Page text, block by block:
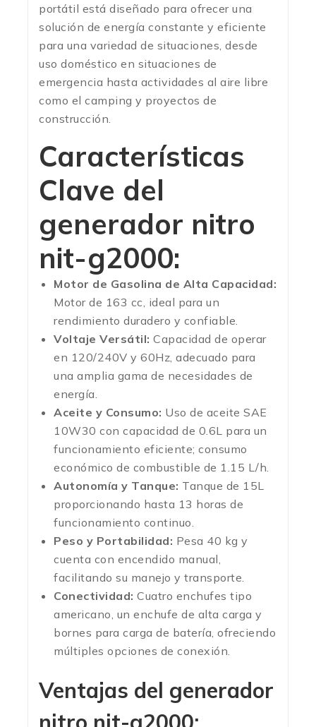
portátil está diseñado para ofrecer una
solución de energía constante y eficiente
para una variedad de situaciones, desde
uso doméstico en situaciones de
emergencia hasta actividades al aire libre
como el camping y proyectos de
construcción.
Características
Clave del
generador nitro
nit-g2000:
Motor de Gasolina de Alta Capacidad:
Motor de 163 cc, ideal para un
rendimiento duradero y confiable.
Voltaje Versátil: Capacidad de operar
en 120/240V y 60Hz, adecuado para
una amplia gama de necesidades de
energía.
Aceite y Consumo: Uso de aceite SAE
10W30 con capacidad de 0.6L para un
funcionamiento eficiente; consumo
económico de combustible de 1.15 L/h.
Autonomía y Tanque: Tanque de 15L
proporcionando hasta 13 horas de
funcionamiento continuo.
Peso y Portabilidad: Pesa 40 kg y
cuenta con encendido manual,
facilitando su manejo y transporte.
Conectividad: Cuatro enchufes tipo
americano, un enchufe de alta carga y
bornes para carga de batería, ofreciendo
múltiples opciones de conexión.
Ventajas del generador